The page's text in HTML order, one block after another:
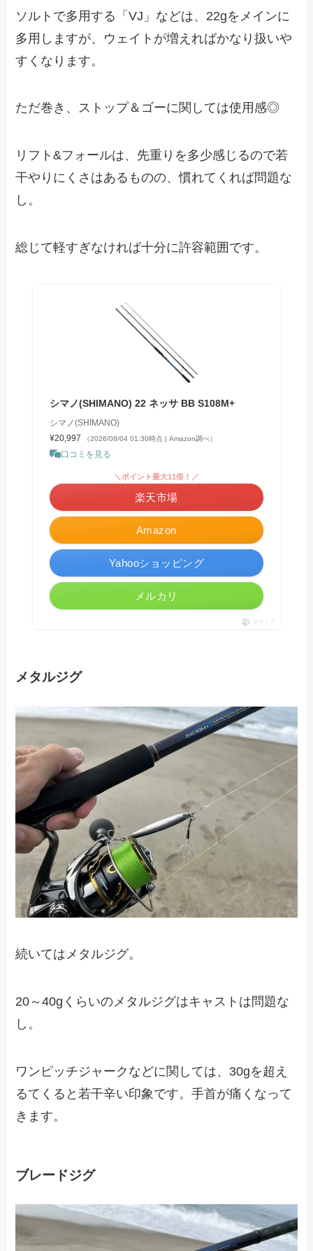
ソルトで多用する「VJ」などは、22gをメインに
多用しますが、ウェイトが増えればかなり扱いや
すくなります。
ただ巻き、ストップ＆ゴーに関しては使用感◎
リフト&フォールは、先重りを多少感じるので若
干やりにくさはあるものの、慣れてくれば問題な
し。
総じて軽すぎなければ十分に許容範囲です。
シマノ(SHIMANO) 22 ネッサ BB S108M+
シマノ(SHIMANO)
¥20,997
（2026/08/04 01:30時点 | Amazon調べ）
口コミを見る
Amazon
＼ポイント最大11倍！／
楽天市場
Yahooショッピング
メルカリ
ポチップ
メタルジグ
続いてはメタルジグ。
20～40gくらいのメタルジグはキャストは問題な
し。
ワンピッチジャークなどに関しては、30gを超え
るてくると若干辛い印象です。手首が痛くなって
きます。
ブレードジグ